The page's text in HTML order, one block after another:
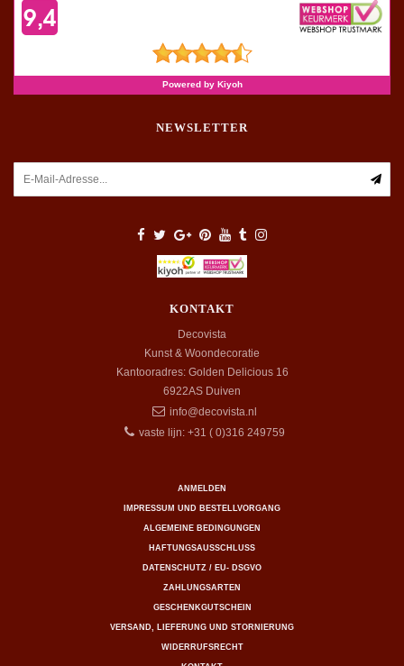
NEWSLETTER
KONTAKT
Decovista
Kunst & Woondecoratie
Kantooradres: Golden Delicious 16
6922AS Duiven
info@decovista.nl
vaste lijn: +31 ( 0)316 249759
ANMELDEN
IMPRESSUM UND BESTELLVORGANG
ALGEMEINE BEDINGUNGEN
HAFTUNGSAUSSCHLUSS
DATENSCHUTZ / EU- DSGVO
ZAHLUNGSARTEN
GESCHENKGUTSCHEIN
VERSAND, LIEFERUNG UND STORNIERUNG
WIDERRUFSRECHT